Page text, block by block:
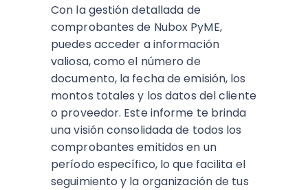
Con la gestión detallada de
comprobantes de Nubox PyME,
puedes acceder a información
valiosa, como el número de
documento, la fecha de emisión, los
montos totales y los datos del cliente
o proveedor. Este informe te brinda
una visión consolidada de todos los
comprobantes emitidos en un
período específico, lo que facilita el
seguimiento y la organización de tus